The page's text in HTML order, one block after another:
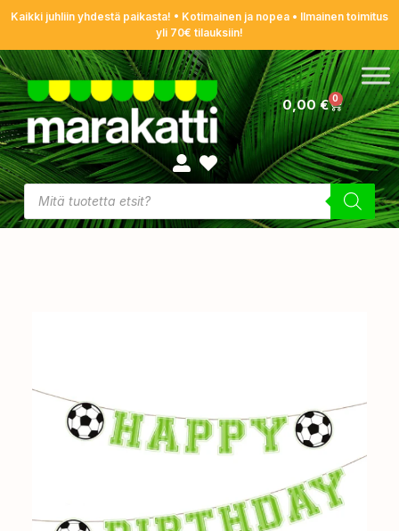
Kaikki juhliin yhdestä paikasta! • Kotimainen ja nopea • Ilmainen toimitus
yli 70€ tilauksiin!
0,00€ 0